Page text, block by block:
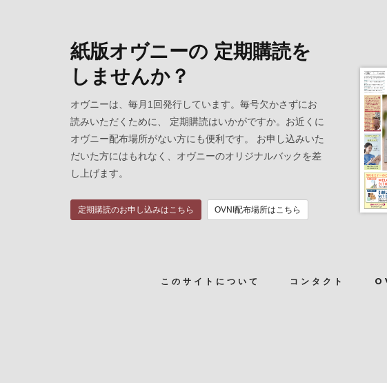
紙版オヴニーの 定期購読を
しませんか？
オヴニーは、毎月1回発行しています。毎号欠かさずにお
読みいただくために、 定期購読はいかがですか。お近くに
オヴニー配布場所がない方にも便利です。 お申し込みいた
だいた方にはもれなく、オヴニーのオリジナルバックを差
し上げます。
定期購読のお申し込みはこちら OVNI配布場所はこちら
このサイトについて コンタクト